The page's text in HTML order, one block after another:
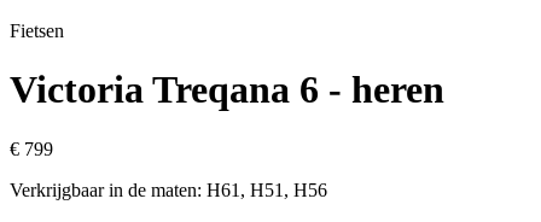
Fietsen
VictoriaTreqana 6 - heren
€ 799
Verkrijgbaar in de maten: H61, H51, H56